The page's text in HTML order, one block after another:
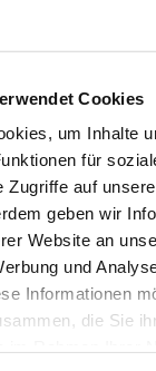
Cookies
um Inhalte
für
Zugriffe auf
geben wir
Website an
und
Informationen
die Sie
Asthma und Allergien
EcoMed
gegen ADIPOSITAS